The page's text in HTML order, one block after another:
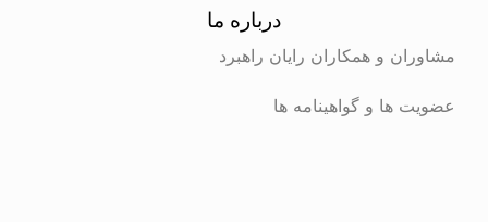
و همکاران رایان راهبرد
و گواهینامه ها